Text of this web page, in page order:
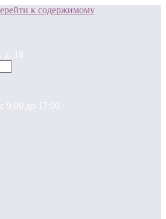
к содержимому
д. 18
9:00 до 17:00